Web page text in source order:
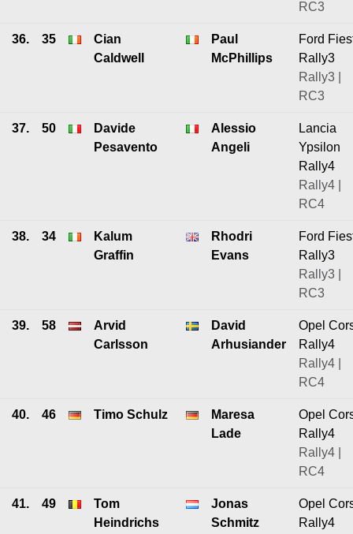
RC3
36. 35
Cian
Caldwell
Paul
McPhillips
Ford
Rally3
Rally3 |
RC3
37. 50
Davide
Pesavento
Alessio
Angeli
Lancia
Ypsilon
Rally4
Rally4 |
RC4
38. 34
Kalum
Graffin
Rhodri
Evans
Ford
Rally3
Rally3 |
RC3
39. 58
Arvid
Carlsson
David
Arhusiander
Opel
Rally4
Rally4 |
RC4
40. 46 Timo Schulz
Maresa
Lade
Opel
Rally4
Rally4 |
RC4
41. 49
Tom
Heindrichs
Jonas
Schmitz
Opel
Rally4